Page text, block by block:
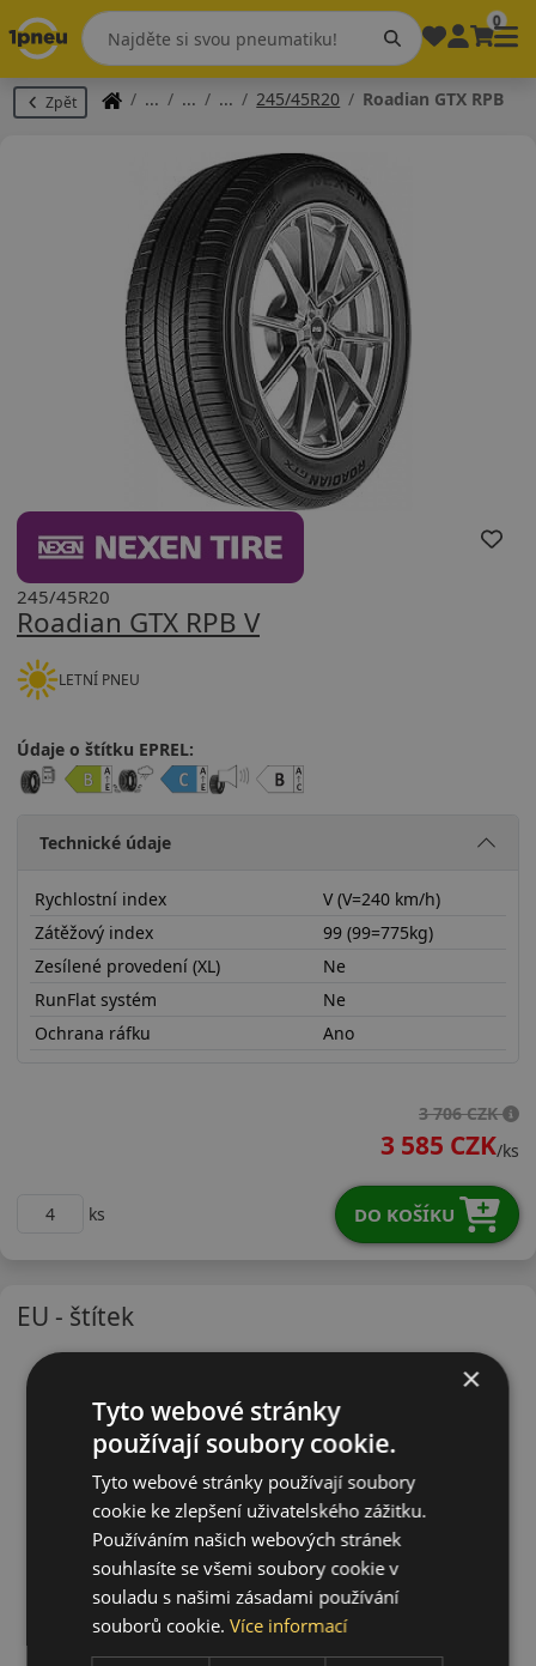
0
Zpět 245/45R20 Roadian GTX RPB
Roadian GTX RPB V
245/45R20
LETNÍ PNEU
Údaje o štítku EPREL:
Technické údaje
Rychlostní index
V (V=240 km/h)
Zátěžový index
99 (99=775kg)
Zesílené provedení (XL)
Ne
RunFlat systém
Ne
Ochrana ráfku
Ano
3 706 CZK
3 585 CZK/ks
ks DO KOŠÍKU
EU - štítek
×
Tyto webové stránky
používají soubory cookie.
Tyto webové stránky používají soubory
cookie ke zlepšení uživatelského zážitku.
Používáním našich webových stránek
souhlasíte se všemi soubory cookie v
souladu s našimi zásadami používání
souborů cookie.Více informací